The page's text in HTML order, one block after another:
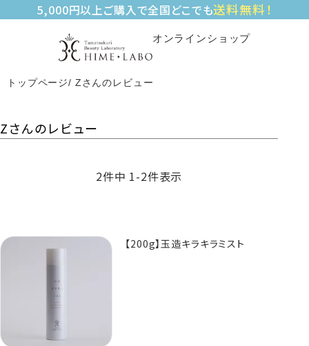
5,000円以上ご購入で全国どこでも送料無料！
オンラインショップ
トップページ Zさんのレビュー
Zさんのレビュー
2件中 1-2件表示
【200g】玉造キラキラミスト